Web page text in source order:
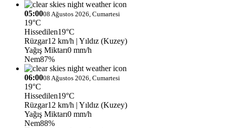
05:0008 Ağustos 2026, Cumartesi
19°C
Hissedilen19°C
Rüzgar12 km/h | Yıldız (Kuzey)
Yağış Miktarı0 mm/h
Nem87%
06:0008 Ağustos 2026, Cumartesi
19°C
Hissedilen19°C
Rüzgar12 km/h | Yıldız (Kuzey)
Yağış Miktarı0 mm/h
Nem88%